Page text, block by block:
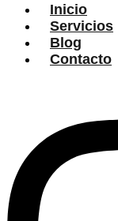
Inicio
Servicios
Blog
Contacto